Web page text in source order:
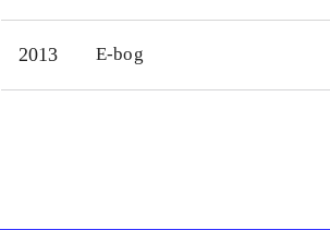
2013 E-bog